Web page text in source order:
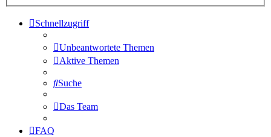
Schnellzugriff
Unbeantwortete Themen
Aktive Themen
Suche
Das Team
FAQ